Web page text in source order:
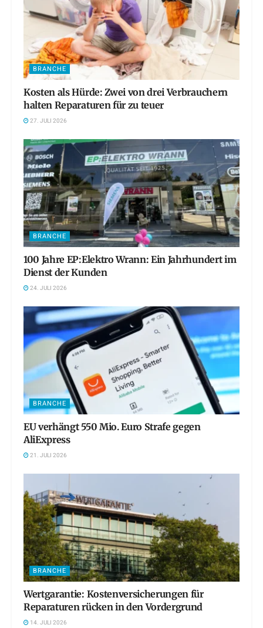
BRANCHE
Kosten als Hürde: Zwei von drei Verbrauchern
halten Reparaturen für zu teuer
27. JULI 2026
BRANCHE
100 Jahre EP:Elektro Wrann: Ein Jahrhundert im
Dienst der Kunden
24. JULI 2026
BRANCHE
EU verhängt 550 Mio. Euro Strafe gegen
AliExpress
21. JULI 2026
BRANCHE
Wertgarantie: Kostenversicherungen für
Reparaturen rücken in den Vordergrund
14. JULI 2026